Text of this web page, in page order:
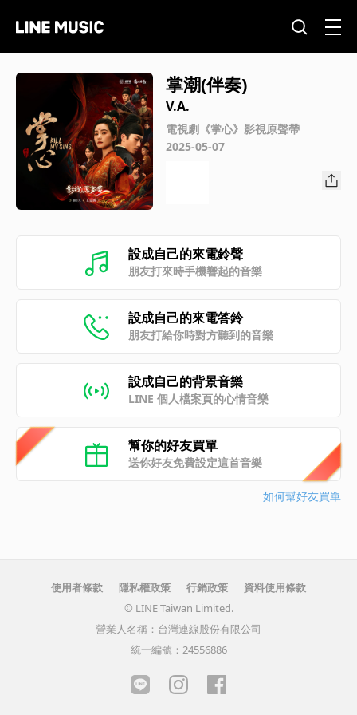
掌潮(伴奏)
V.A.
電視劇《掌心》影視原聲帶
2025-05-07
設成自己的來電鈴聲
朋友打來時手機響起的音樂
設成自己的來電答鈴
朋友打給你時對方聽到的音樂
設成自己的背景音樂
LINE 個人檔案頁的心情音樂
幫你的好友買單
送你好友免費設定這首音樂
如何幫好友買單
使用者條款 隱私權政策 行銷政策
資料使用條款
© LINE Taiwan Limited.
營業人名稱：台灣連線股份有限公司
統一編號：24556886